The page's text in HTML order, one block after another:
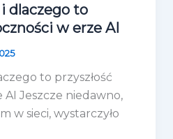
dlaczego to
w erze AI
to przyszłość
Jeszcze niedawno,
w sieci, wystarczyło